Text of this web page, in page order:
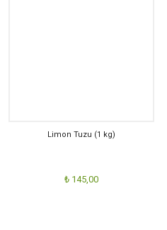
Limon Tuzu (1 kg)
₺ 145,00